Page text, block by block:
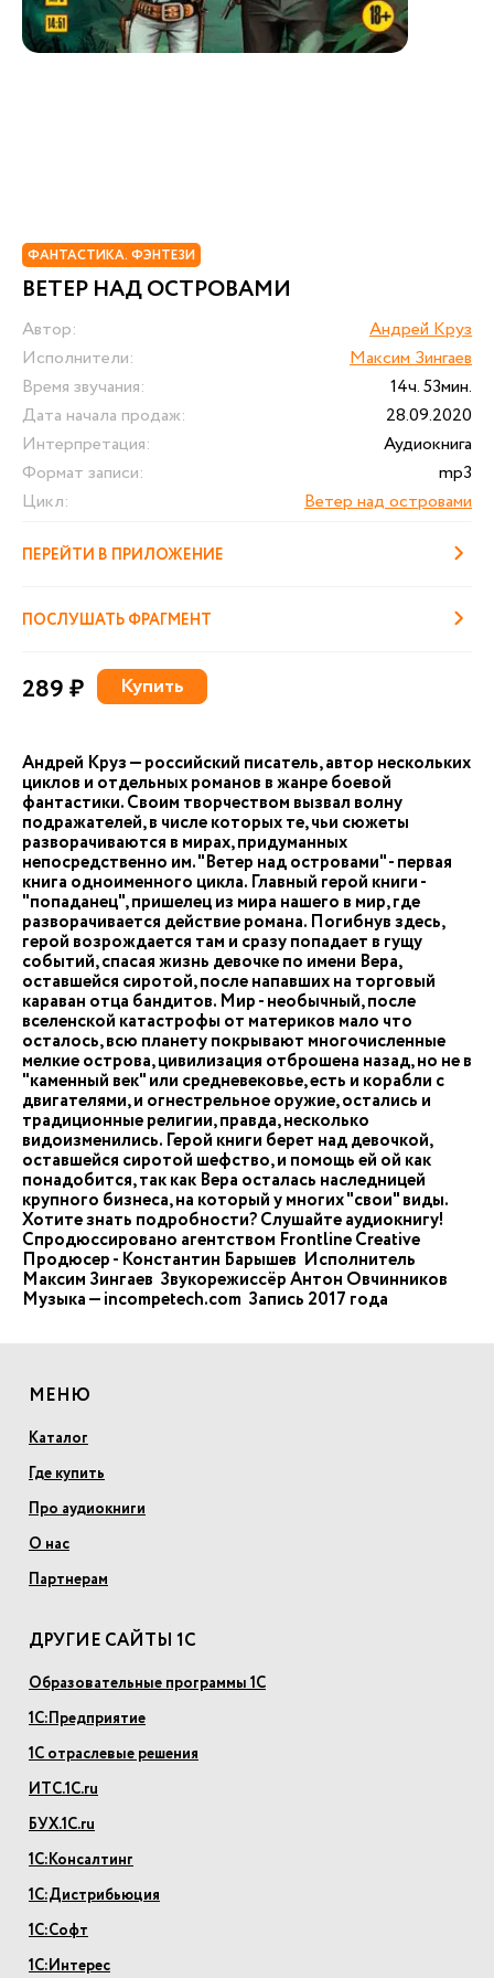
ФАНТАСТИКА. ФЭНТЕЗИ
ВЕТЕР НАД ОСТРОВАМИ
Автор:
Андрей Круз
Исполнители:
Максим Зингаев
Время звучания:
14ч. 53мин.
Дата начала продаж:
28.09.2020
Интерпретация:
Аудиокнига
Формат записи:
mp3
Цикл:
Ветер над островами
ПЕРЕЙТИ В ПРИЛОЖЕНИЕ
ПОСЛУШАТЬ ФРАГМЕНТ
289 ₽ Купить
Андрей Круз — российский писатель, автор нескольких
циклов и отдельных романов в жанре боевой
фантастики. Своим творчеством вызвал волну
подражателей, в числе которых те, чьи сюжеты
разворачиваются в мирах, придуманных
непосредственно им. "Ветер над островами" - первая
книга одноименного цикла. Главный герой книги -
"попаданец", пришелец из мира нашего в мир, где
разворачивается действие романа. Погибнув здесь,
герой возрождается там и сразу попадает в гущу
событий, спасая жизнь девочке по имени Вера,
оставшейся сиротой, после напавших на торговый
караван отца бандитов. Мир - необычный, после
вселенской катастрофы от материков мало что
осталось, всю планету покрывают многочисленные
мелкие острова, цивилизация отброшена назад, но не в
"каменный век" или средневековье, есть и корабли с
двигателями, и огнестрельное оружие, остались и
традиционные религии, правда, несколько
видоизменились. Герой книги берет над девочкой,
оставшейся сиротой шефство, и помощь ей ой как
понадобится, так как Вера осталась наследницей
крупного бизнеса, на который у многих "свои" виды.
Хотите знать подробности? Слушайте аудиокнигу!
Спродюссировано агентством Frontline Creative
Продюсер - Константин Барышев Исполнитель
Максим Зингаев Звукорежиссёр Антон Овчинников
Музыка — incompetech.com Запись 2017 года
МЕНЮ
Каталог
Где купить
Про аудиокниги
О нас
Партнерам
ДРУГИЕ САЙТЫ 1С
Образовательные программы 1С
1С:Предприятие
1С отраслевые решения
ИТС.1С.ru
БУХ.1С.ru
1С:Консалтинг
1С:Дистрибьюция
1С:Софт
1С:Интерес